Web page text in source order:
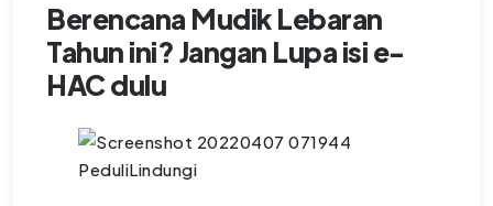
Berencana Mudik Lebaran
Tahun ini? Jangan Lupa isi e-
HAC dulu